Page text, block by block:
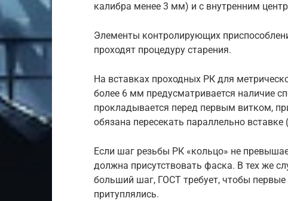
калибра менее 3 мм) и с внутренним
Элементы контролирующих
проходят процедуру старения.
На вставках проходных РК для
более 6 мм предусматривается наличие
прокладывается перед первым витком,
обязана пересекать параллельно вставке
Если шаг резьбы РК «кольцо» не
должна присутствовать фаска. В тех же
больший шаг, ГОСТ требует, чтобы первые
притуплялись.